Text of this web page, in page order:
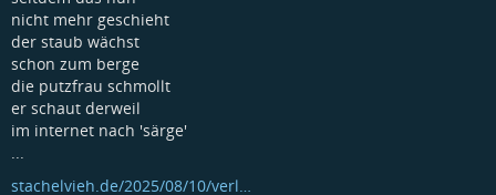
nicht mehr geschieht
der staub wächst
schon zum berge
die putzfrau schmollt
er schaut derweil
im internet nach 'särge'
...
stachelvieh.de/2025/08/10/verl…